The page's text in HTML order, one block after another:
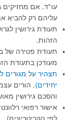
עו"ד. אם מחזיקים
עליהם רק להביא
תעודת גירושין
הזהות.
תעודת פטירה של
מעודכן בתעודת
תצהיר על מגורים
יחידים). הורים
והסכם גירושין